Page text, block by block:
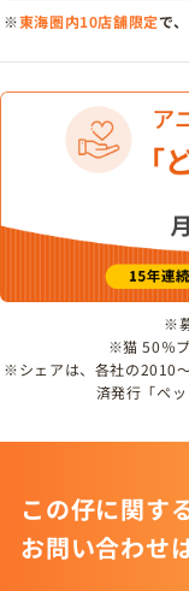
※東海圏内10店舗限定で
※
※猫 50％プ
※シェアは、各社の2010
済発行「ペ
この仔に関す
お問い合わせ